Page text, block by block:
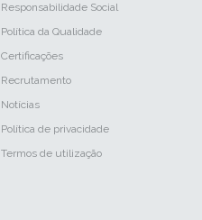
Responsabilidade Social
Política da Qualidade
Certificações
Recrutamento
Notícias
Política de privacidade
Termos de utilização